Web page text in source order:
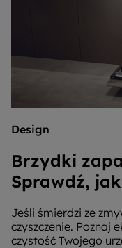
Design
Brzydki
Sprawdź,
Jeśli śmierdzi ze
czyszczenie. Poznaj
czystość Twojego